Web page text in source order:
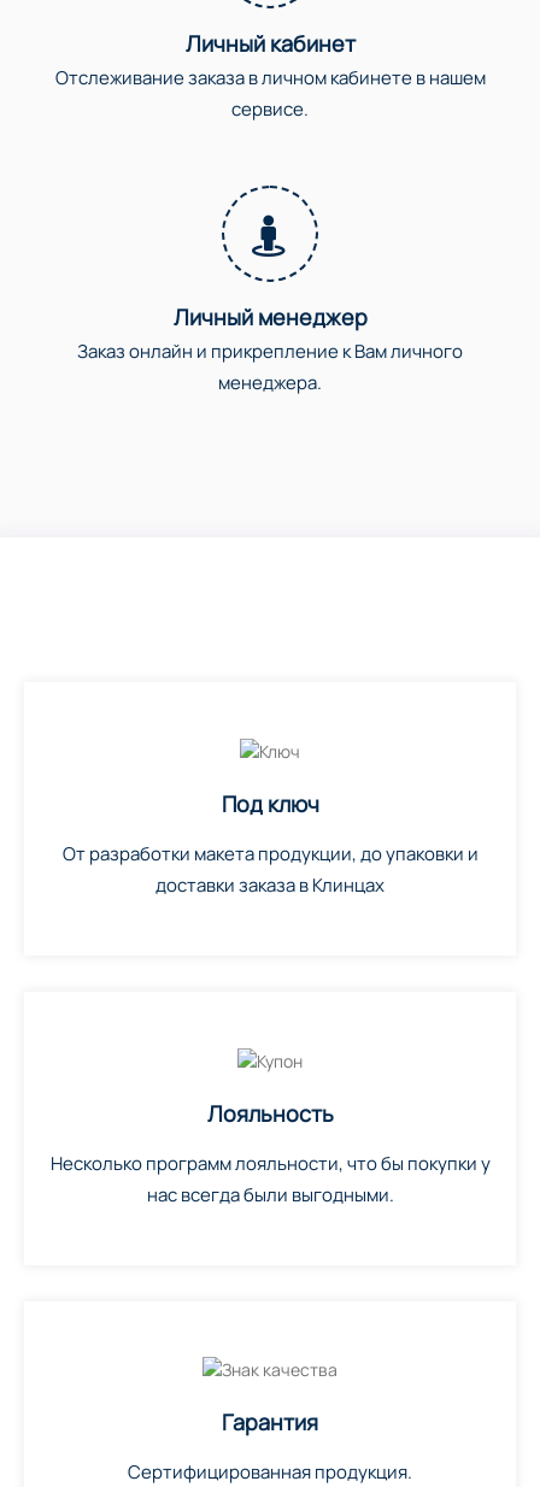
Личный кабинет
Отслеживание заказа в личном кабинете в нашем
сервисе.
Личный менеджер
Заказ онлайн и прикрепление к Вам личного
менеджера.
Под ключ
От разработки макета продукции, до упаковки и
доставки заказа в Клинцах
Лояльность
Несколько программ лояльности, что бы покупки у
нас всегда были выгодными.
Гарантия
Сертифицированная продукция.